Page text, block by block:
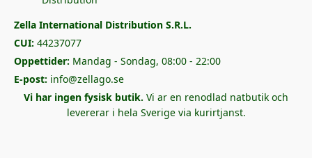
Zella International Distribution S.R.L.
CUI: 44237077
Oppettider: Mandag - Sondag, 08:00 - 22:00
E-post: info@zellago.se
Vi har ingen fysisk butik. Vi ar en renodlad natbutik och
levererar i hela Sverige via kurirtjanst.